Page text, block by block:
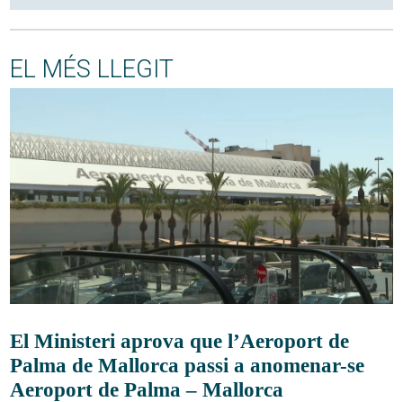
EL MÉS LLEGIT
El Ministeri aprova que l’Aeroport de
Palma de Mallorca passi a anomenar-se
Aeroport de Palma – Mallorca